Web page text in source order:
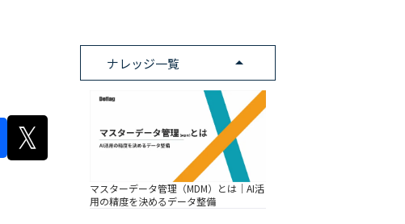
ナレッジ一覧 arrow_drop_up
マスターデータ管理（MDM）とは｜AI活
用の精度を決めるデータ整備